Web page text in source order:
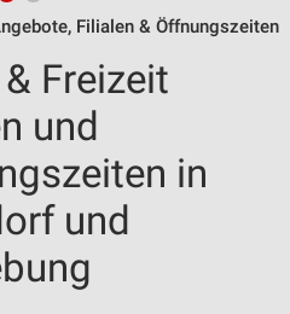
Filialen & Öffnungszeiten
Freizeit
und
in
und